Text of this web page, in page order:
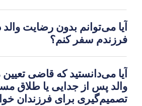
آیا می‌توانم بدون رضایت والد
فرزندم سفر کنم؟
آیا می‌دانستید که قاضی
والد پس از جدایی یا طلاق
تصمیم‌گیری برای فرزندان